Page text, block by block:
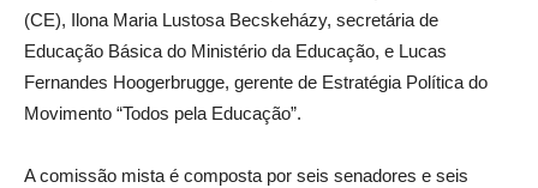
(CE), Ilona Maria Lustosa Becskeházy, secretária de
Educação Básica do Ministério da Educação, e Lucas
Fernandes Hoogerbrugge, gerente de Estratégia Política do
Movimento “Todos pela Educação”.
A comissão mista é composta por seis senadores e seis